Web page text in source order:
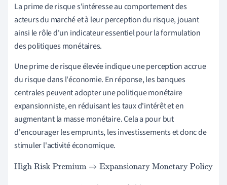
La prime de risque s'intéresse au comportement des
acteurs du marché et à leur perception du risque, jouant
ainsi le rôle d'un indicateur essentiel pour la formulation
des politiques monétaires.
Une prime de risque élevée indique une perception accrue
du risque dans l'économie. En réponse, les banques
centrales peuvent adopter une politique monétaire
expansionniste, en réduisant les taux d'intérêt et en
augmentant la masse monétaire. Cela a pour but
d'encourager les emprunts, les investissements et donc de
stimuler l'activité économique.
High Risk Premium⇒ Expansionary Monetary Policy